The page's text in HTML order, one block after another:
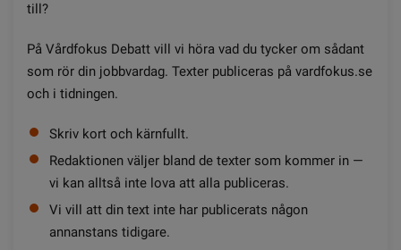
till?
På Vårdfokus Debatt vill vi höra vad du tycker om sådant
som rör din jobbvardag. Texter publiceras på vardfokus.se
och i tidningen.
Skriv kort och kärnfullt.
Redaktionen väljer bland de texter som kommer in —
vi kan alltså inte lova att alla publiceras.
Vi vill att din text inte har publicerats någon
annanstans tidigare.